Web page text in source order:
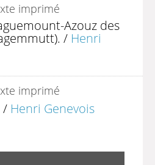
Azouz des
/ Henri
/ Henri Genevois